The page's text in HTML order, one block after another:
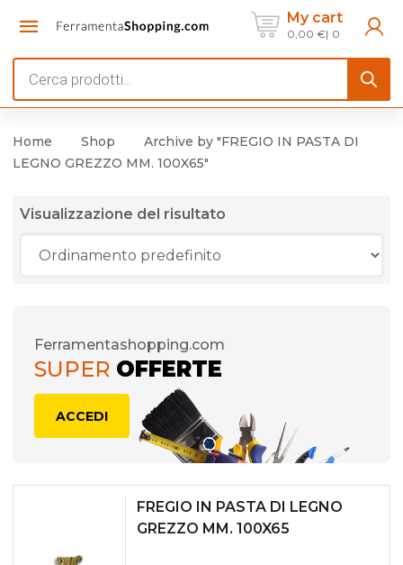
My cart
0,00 € 0
search
Home Shop
Archive by "FREGIO IN PASTA DI
LEGNO GREZZO MM. 100X65"
Visualizzazione del risultato
Ferramentashopping.com
SUPER OFFERTE
ACCEDI
FREGIO IN PASTA DI LEGNO
GREZZO MM. 100X65